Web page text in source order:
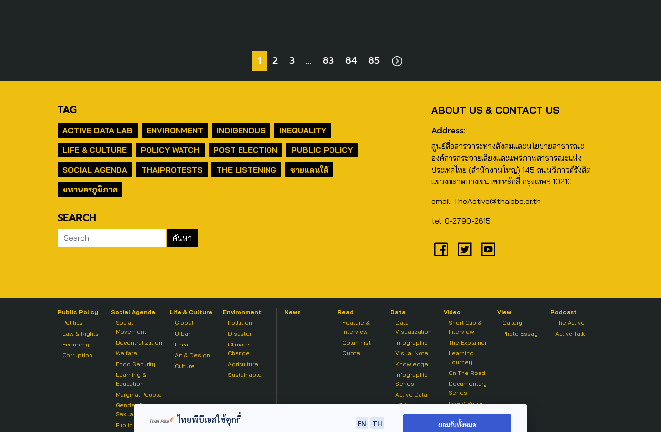
1 2 3 … 83 84 85
TAG
ACTIVE DATA LAB ENVIRONMENT INDIGENOUS
INEQUALITY
LIFE & CULTURE
POLICY WATCH POST ELECTION
PUBLIC POLICY
SOCIAL AGENDA
THAIPROTESTS THE LISTENING
ชายแดนใต้
มหานครภูมิภาค
SEARCH
ABOUT US & CONTACT US
Address:
ศูนย์สื่อสารวาระทางสังคมและนโยบายสาธารณะ
องค์การกระจายเสียงและแพร่ภาพสาธารณะแห่ง
ประเทศไทย (สำนักงานใหญ่) 145 ถนนวิภาวดีรังสิต
แขวงตลาดบางเขน เขตหลักสี่ กรุงเทพฯ 10210
email: TheActive@thaipbs.or.th
tel: 0-2790-2615
Public Policy
Politics
Law & Rights
Economy
Corruption
Social Agenda
Social
Movement
Decentralization
Welfare
Food Security
Learning &
Education
Marginal People
Gender &
Sexuality
Public Health
Life & Culture
Global
Urban
Local
Art & Design
Culture
Environment
Pollution
Disaster
Climate
Change
Agriculture
Sustainable
News
Read
Feature &
Interview
Columnist
Quote
Data
Data
Visualization
Infographic
Visual Note
Knowledge
Infographic
Series
Active Data
Lab
Video
Short Clip &
Interview
The Explainer
Learning
Journey
On The Road
Documentary
Series
Live & Public
On air Clip
View
Gallery
Photo Essay
Podcast
The Active
Active Talk
ไทยพีบีเอสใช้คุกกี้ EN TH ยอมรับทั้งหมด